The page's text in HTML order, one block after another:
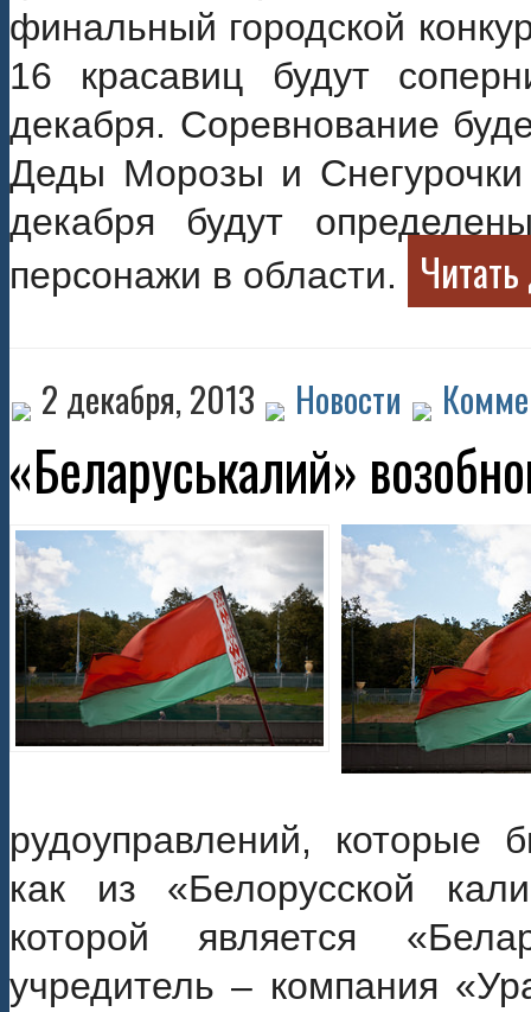
финальный городской
16 красавиц будут
декабря. Соревнование
Деды Морозы и
декабря будут
персонажи в области.
2 декабря, 2013 Новости
«Беларуськалий»
рудоуправлений, которые
как из «Белорусской
которой является
учредитель – компания